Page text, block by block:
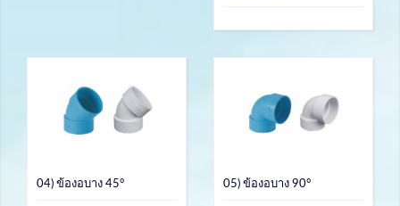
04) ข้องอบาง 45° 05) ข้องอบาง 90°